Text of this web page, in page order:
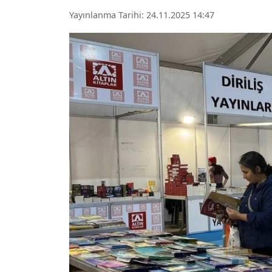
Yayınlanma Tarihi: 24.11.2025 14:47